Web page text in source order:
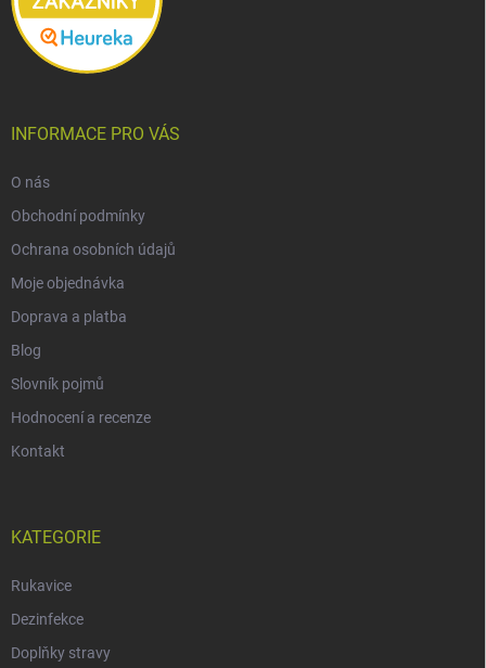
INFORMACE PRO VÁS
O nás
Obchodní podmínky
Ochrana osobních údajů
Moje objednávka
Doprava a platba
Blog
Slovník pojmů
Hodnocení a recenze
Kontakt
KATEGORIE
Rukavice
Dezinfekce
Doplňky stravy